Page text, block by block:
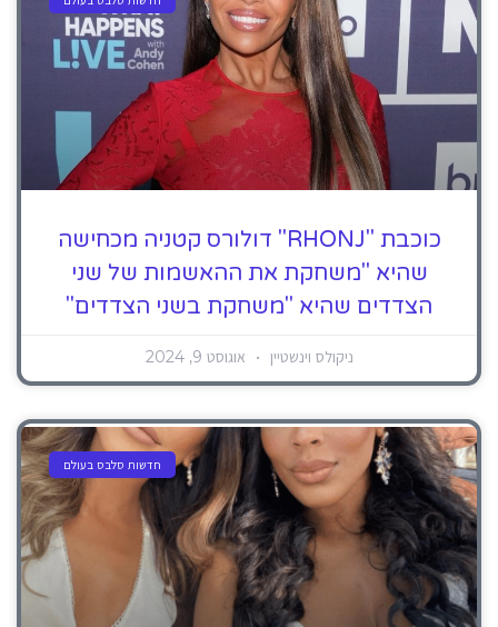
כוכבת "RHONJ" דולורס קטניה מכחישה
שהיא "משחקת את ההאשמות של שני
הצדדים שהיא "משחקת בשני הצדדים"
ניקולס וינשטיין אוגוסט 9, 2024
חדשות סלבס בעולם